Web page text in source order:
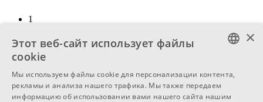
1
2-комнатная
93.94
ENGLISH
×
Этот веб-сайт использует файлы
cookie
Мы используем файлы cookie для персонализации контента,
рекламы и анализа нашего трафика. Мы также передаем
информацию об использовании вами нашего сайта нашим